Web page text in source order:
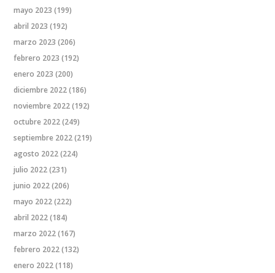
mayo 2023 (199)
abril 2023 (192)
marzo 2023 (206)
febrero 2023 (192)
enero 2023 (200)
diciembre 2022(186)
noviembre 2022(192)
octubre 2022(249)
septiembre 2022(219)
agosto 2022(224)
julio 2022(231)
junio 2022(206)
mayo 2022(222)
abril 2022(184)
marzo 2022(167)
febrero 2022(132)
enero 2022(118)